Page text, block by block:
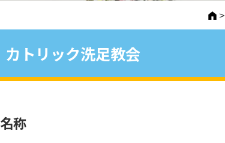
>
カトリック洗足教会
名称